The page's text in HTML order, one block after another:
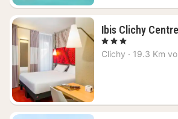
Ibis Clichy
, 3 Sterne
Clichy · 19.3 Km